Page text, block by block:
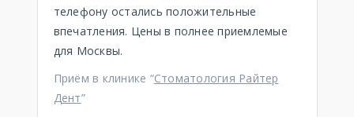
телефону остались положительные
впечатления. Цены в полнее приемлемые
для Москвы.
Приём в клинике “Стоматология Райтер
Дент”